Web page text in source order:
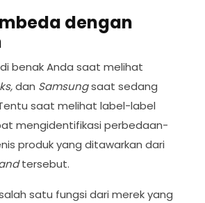
dengan
benak Anda saat melihat
dan Samsungsaat sedang
saat melihat label-label
mengidentifikasi perbedaan-
produk yang ditawarkan dari
tersebut.
satu fungsi dari merek yang